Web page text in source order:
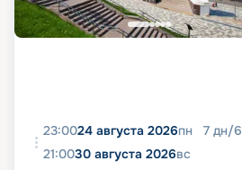
23:0024 августа 2026пн 7 дн/6
21:0030 августа 2026вс